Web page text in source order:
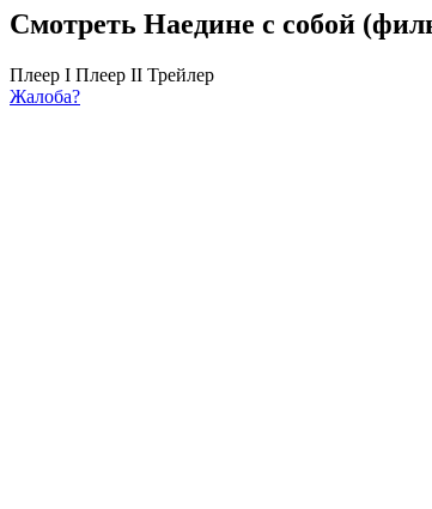
Смотреть Наедине с собой
Плеер I Плеер II Трейлер
Жалоба?